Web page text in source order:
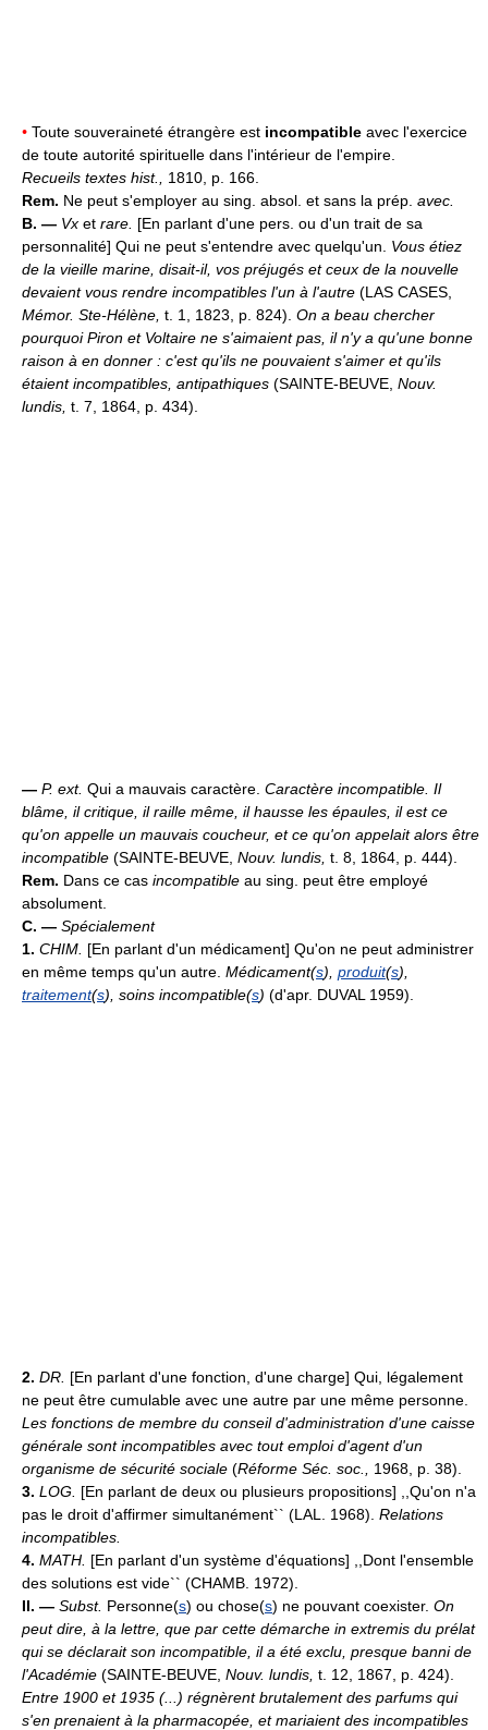
• Toute souveraineté étrangère est incompatible avec l'exercice
de toute autorité spirituelle dans l'intérieur de l'empire.
Recueils textes hist., 1810, p. 166.
Rem. Ne peut s'employer au sing. absol. et sans la prép. avec.
B. — Vx et rare. [En parlant d'une pers. ou d'un trait de sa
personnalité] Qui ne peut s'entendre avec quelqu'un. Vous étiez
de la vieille marine, disait-il, vos préjugés et ceux de la nouvelle
devaient vous rendre incompatibles l'un à l'autre (LAS CASES,
Mémor. Ste-Hélène, t. 1, 1823, p. 824). On a beau chercher
pourquoi Piron et Voltaire ne s'aimaient pas, il n'y a qu'une bonne
raison à en donner : c'est qu'ils ne pouvaient s'aimer et qu'ils
étaient incompatibles, antipathiques (SAINTE-BEUVE, Nouv.
lundis, t. 7, 1864, p. 434).
— P. ext. Qui a mauvais caractère. Caractère incompatible. Il
blâme, il critique, il raille même, il hausse les épaules, il est ce
qu'on appelle un mauvais coucheur, et ce qu'on appelait alors être
incompatible (SAINTE-BEUVE, Nouv. lundis, t. 8, 1864, p. 444).
Rem. Dans ce cas incompatible au sing. peut être employé
absolument.
C. — Spécialement
1. CHIM. [En parlant d'un médicament] Qu'on ne peut administrer
en même temps qu'un autre. Médicament(s), produit(s),
traitement(s), soins incompatible(s) (d'apr. DUVAL 1959).
2. DR. [En parlant d'une fonction, d'une charge] Qui, légalement
ne peut être cumulable avec une autre par une même personne.
Les fonctions de membre du conseil d'administration d'une caisse
générale sont incompatibles avec tout emploi d'agent d'un
organisme de sécurité sociale (Réforme Séc. soc., 1968, p. 38).
3. LOG. [En parlant de deux ou plusieurs propositions] ,,Qu'on n'a
pas le droit d'affirmer simultanément`` (LAL. 1968). Relations
incompatibles.
4. MATH. [En parlant d'un système d'équations] ,,Dont l'ensemble
des solutions est vide`` (CHAMB. 1972).
II. — Subst. Personne(s) ou chose(s) ne pouvant coexister. On
peut dire, à la lettre, que par cette démarche in extremis du prélat
qui se déclarait son incompatible, il a été exclu, presque banni de
l'Académie (SAINTE-BEUVE, Nouv. lundis, t. 12, 1867, p. 424).
Entre 1900 et 1935 (...) régnèrent brutalement des parfums qui
s'en prenaient à la pharmacopée, et mariaient des incompatibles